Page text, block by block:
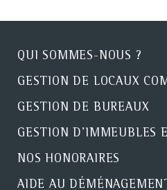
QUI SOMMES-NOUS ?
GESTION DE LOCAUX
GESTION DE BUREAUX
GESTION D'IMMEUBLES
NOS HONORAIRES
AIDE AU